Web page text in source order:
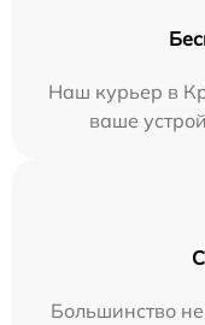
Наш курьер в
ваше
Большинство